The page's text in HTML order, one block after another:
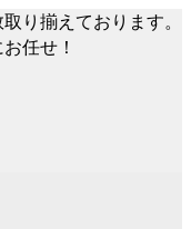
り揃えております。
任せ！